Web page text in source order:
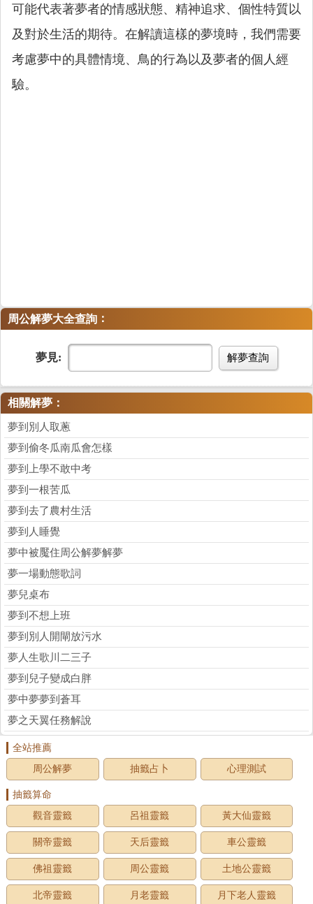
可能代表著夢者的情感狀態、精神追求、個性特質以
及對於生活的期待。在解讀這樣的夢境時，我們需要
考慮夢中的具體情境、鳥的行為以及夢者的個人經
驗。
周公解夢大全查詢 ：
夢見: 解夢查詢
相關解夢：
夢到別人取蔥
夢到偷冬瓜南瓜會怎樣
夢到上學不敢中考
夢到一根苦瓜
夢到去了農村生活
夢到人睡覺
夢中被魘住周公解夢解夢
夢一場動態歌詞
夢兒桌布
夢到不想上班
夢到別人開閘放污水
夢人生歌川二三子
夢到兒子變成白胖
夢中夢夢到蒼耳
夢之天翼任務解說
全站推薦
周公解夢
抽籤占卜 心理測試
抽籤算命
觀音靈籤
呂祖靈籤 黃大仙靈籤
關帝靈籤 天后靈籤 車公靈籤
佛祖靈籤 周公靈籤 土地公靈籤
北帝靈籤 月老靈籤 月下老人靈籤